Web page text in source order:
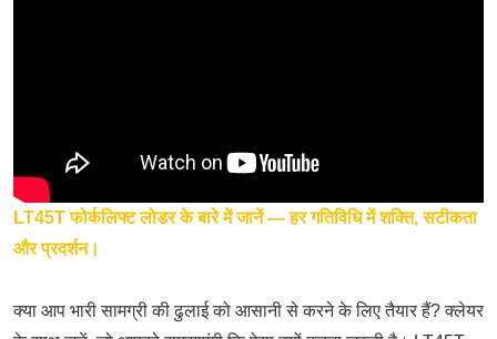
LT45T फोर्कलिफ्ट लोडर के बारे में जानें — हर गतिविधि में शक्ति, सटीकता
और प्रदर्शन।
क्या आप भारी सामग्री की ढुलाई को आसानी से करने के लिए तैयार हैं? क्लेयर